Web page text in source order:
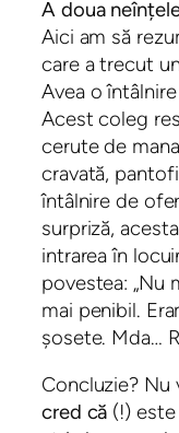
A doua
Aici am să
care a trecut
Avea o
Acest coleg
cerute de
cravată,
întâlnire de
surpriză,
intrarea în
povestea: „Nu
mai penibil.
șosete. Mda…
Concluzie? Nu
cred că (!)